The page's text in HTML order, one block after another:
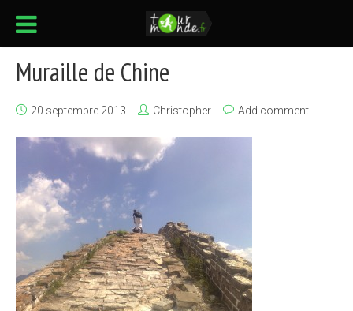
Muraille de Chine
20 septembre 2013 Christopher Add comment